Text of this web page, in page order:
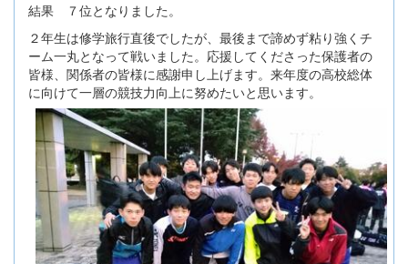
結果 ７位となりました。
２年生は修学旅行直後でしたが、最後まで諦めず粘り強くチ
ーム一丸となって戦いました。応援してくださった保護者の
皆様、関係者の皆様に感謝申し上げます。来年度の高校総体
に向けて一層の競技力向上に努めたいと思います。